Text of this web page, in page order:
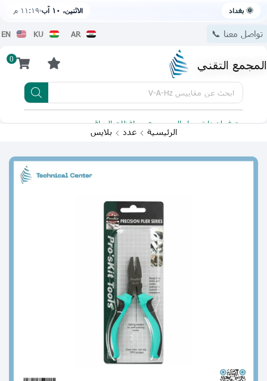
🌞 بغداد الاثنين، ١٠ آب ١١:١٩ م
تواصل معنا 📞 AR
KU
EN
المجمع التقني 0
ابحث عن مقاييس V-A-Hz
يتوفر لدينا توصيل الى جميع محافظات العراق
الرئيسية عدد بلايس